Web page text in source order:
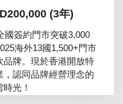
(3年)
國簽約門市突破3,000
海外13國1,500+門市
牌。現於香港開放特
認同品牌經營理念的
光！